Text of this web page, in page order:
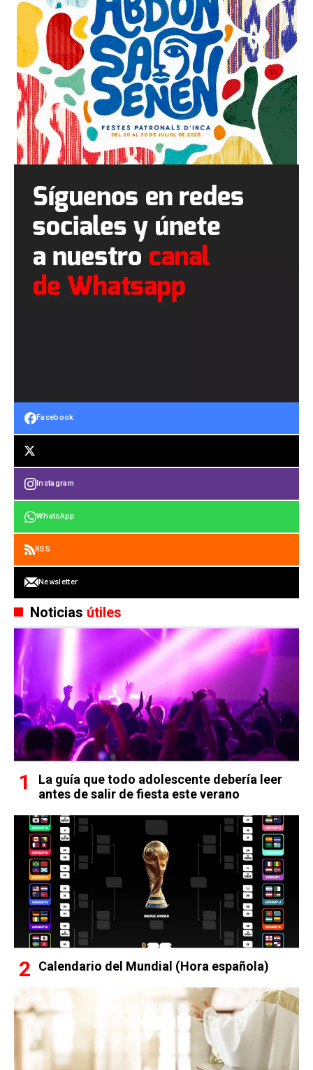
Facebook
Instagram
WhatsApp
RSS
Newsletter
Noticias útiles
La guía que todo adolescente debería leer
antes de salir de fiesta este verano
Calendario del Mundial (Hora española)